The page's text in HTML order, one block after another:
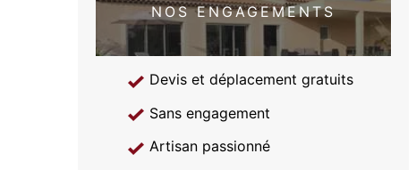
NOS ENGAGEMENTS
Devis et déplacement gratuits
Sans engagement
Artisan passionné